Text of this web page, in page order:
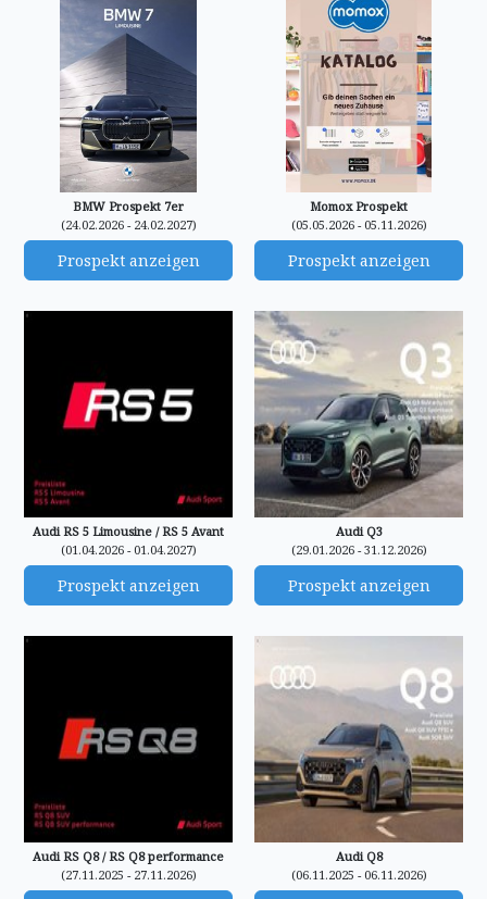
BMW Prospekt 7er
(24.02.2026 - 24.02.2027)
Prospekt anzeigen
Momox Prospekt
(05.05.2026 - 05.11.2026)
Prospekt anzeigen
Audi RS 5 Limousine / RS 5 Avant
(01.04.2026 - 01.04.2027)
Prospekt anzeigen
Audi Q3
(29.01.2026 - 31.12.2026)
Prospekt anzeigen
Audi RS Q8 / RS Q8 performance
(27.11.2025 - 27.11.2026)
Audi Q8
(06.11.2025 - 06.11.2026)